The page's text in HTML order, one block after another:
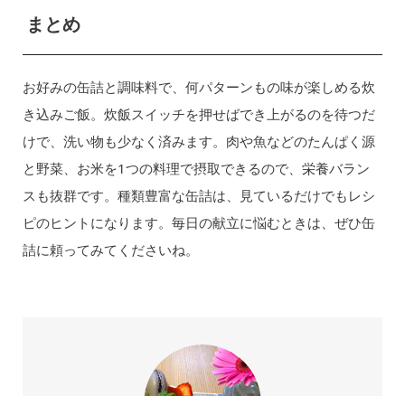
まとめ
お好みの缶詰と調味料で、何パターンもの味が楽しめる炊
き込みご飯。炊飯スイッチを押せばでき上がるのを待つだ
けで、洗い物も少なく済みます。肉や魚などのたんぱく源
と野菜、お米を1つの料理で摂取できるので、栄養バラン
スも抜群です。種類豊富な缶詰は、見ているだけでもレシ
ピのヒントになります。毎日の献立に悩むときは、ぜひ缶
詰に頼ってみてくださいね。